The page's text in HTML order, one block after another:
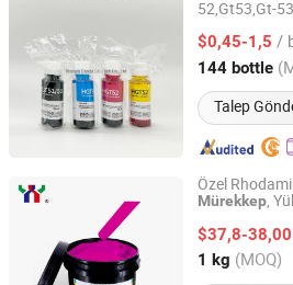
52,Gt53,Gt-
Mürekkebi HP
Mürekkep
$0,45-1,5 /
144 bottle
Talep
Xiamen Daoda Sci-Tech Co., Ltd
Fujian, China Fiyat
Özel
Mürekkep,
$37,8-38,00
1 kg (MOQ)
Print Area Technology
Guangdong, China